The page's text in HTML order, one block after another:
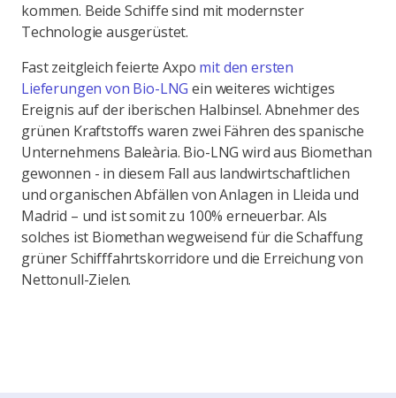
kommen. Beide Schiffe sind mit modernster
Technologie ausgerüstet.
Fast zeitgleich feierte Axpo mit den ersten
Lieferungen von Bio-LNG ein weiteres wichtiges
Ereignis auf der iberischen Halbinsel. Abnehmer des
grünen Kraftstoffs waren zwei Fähren des spanische
Unternehmens Baleària. Bio-LNG wird aus Biomethan
gewonnen - in diesem Fall aus landwirtschaftlichen
und organischen Abfällen von Anlagen in Lleida und
Madrid – und ist somit zu 100% erneuerbar. Als
solches ist Biomethan wegweisend für die Schaffung
grüner Schifffahrtskorridore und die Erreichung von
Nettonull-Zielen.